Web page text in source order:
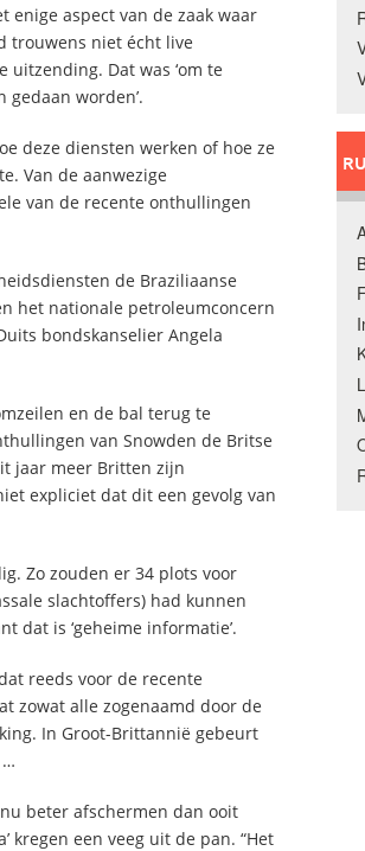
enige aspect van de zaak waar
trouwens niet écht live
Dat was ‘om te
worden’.
deze diensten werken of hoe ze
Van de aanwezige
van de recente onthullingen
de Braziliaanse
het nationale petroleumconcern
bondskanselier Angela
en de bal terug te
van Snowden de Britse
jaar meer Britten zijn
expliciet dat dit een gevolg van
Zo zouden er 34 plots voor
slachtoffers) had kunnen
dat is ‘geheime informatie’.
reeds voor de recente
zowat alle zogenaamd door de
In Groot-Brittannië gebeurt
…
beter afschermen dan ooit
kregen een veeg uit de pan. “Het